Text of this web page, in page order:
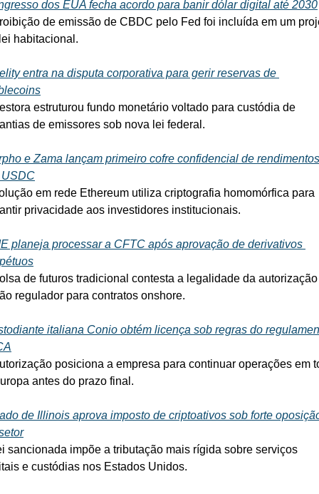
dos EUA fecha acordo para banir dólar digital até 2030
de emissão de CBDC pelo Fed foi incluída em um
habitacional.
entra na disputa corporativa para gerir reservas de
estruturou fundo monetário voltado para custódia de
de emissores sob nova lei federal.
e Zama lançam primeiro cofre confidencial de rendimentos
em rede Ethereum utiliza criptografia homomórfica para
privacidade aos investidores institucionais.
planeja processar a CFTC após aprovação de derivativos
de futuros tradicional contesta a legalidade da
regulador para contratos onshore.
italiana Conio obtém licença sob regras do
posiciona a empresa para continuar operações em
antes do prazo final.
de Illinois aprova imposto de criptoativos sob forte
sancionada impõe a tributação mais rígida sobre serviços
e custódias nos Estados Unidos.